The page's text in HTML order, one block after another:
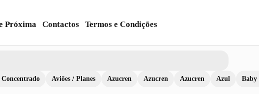
Próxima Contactos Termos e Condições
Aviões / Planes Azucren Azucren Azucren Azul Baby